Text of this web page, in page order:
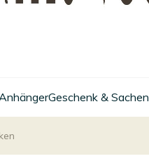
Geschenk & Sachen